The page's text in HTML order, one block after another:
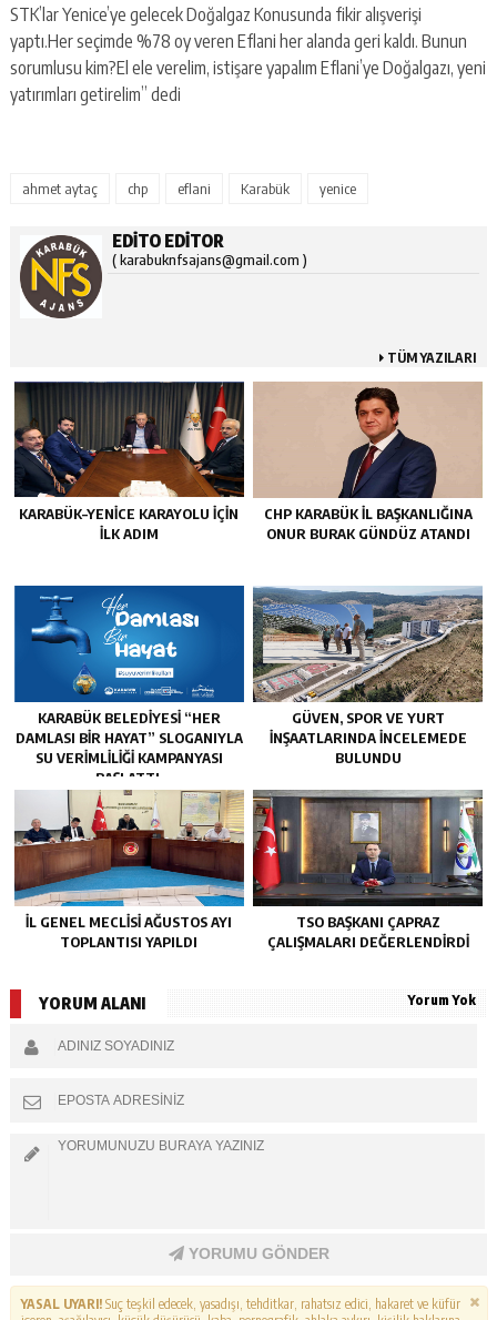
STK’lar Yenice’ye gelecek Doğalgaz Konusunda fikir alışverişi
yaptı.Her seçimde %78 oy veren Eflani her alanda geri kaldı. Bunun
sorumlusu kim?El ele verelim, istişare yapalım Eflani’ye Doğalgazı, yeni
yatırımları getirelim” dedi
ahmet aytaç chp eflani Karabük yenice
EDITO EDITOR
( karabuknfsajans@gmail.com )
TÜM YAZILARI
KARABÜK–YENİCE KARAYOLU İÇİN
İLK ADIM
CHP KARABÜK İL BAŞKANLIĞINA
ONUR BURAK GÜNDÜZ ATANDI
KARABÜK BELEDİYESİ “HER
DAMLASI BİR HAYAT” SLOGANIYLA
SU VERİMLİLİĞİ KAMPANYASI
BAŞLATTI.
GÜVEN, SPOR VE YURT
İNŞAATLARINDA İNCELEMEDE
BULUNDU
İL GENEL MECLİSİ AĞUSTOS AYI
TOPLANTISI YAPILDI
TSO BAŞKANI ÇAPRAZ
ÇALIŞMALARI DEĞERLENDİRDİ
YORUM ALANI Yorum Yok
YORUMU GÖNDER
YASAL UYARI!Suç teşkil edecek, yasadışı, tehditkar, rahatsız edici, hakaret ve küfür